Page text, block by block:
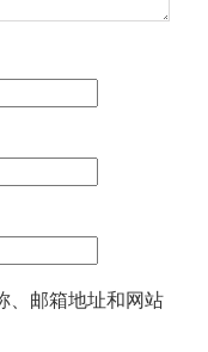
、邮箱地址和网站